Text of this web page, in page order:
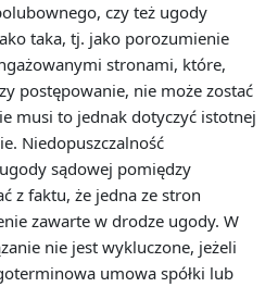
czy też ugody
taka, tj. jako porozumienie
stronami, które,
postępowanie, nie może zostać
musi to jednak dotyczyć istotnej
Niedopuszczalność
sądowej pomiędzy
z faktu, że jedna ze stron
zawarte w drodze ugody. W
nie jest wykluczone, jeżeli
umowa spółki lub